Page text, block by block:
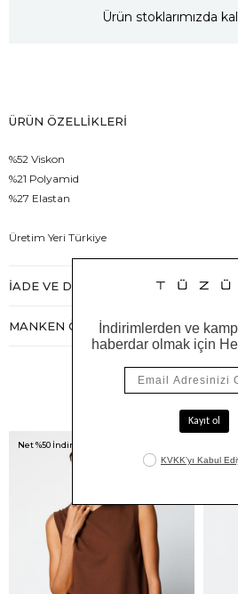
Ürün stoklarımızda
ÜRÜN ÖZELLIKLERI
%52 Viskon
%21 Polyamid
%27 Elastan
Üretim Yeri Türkiye
İADE VE DEĞIŞIM
MANKEN ÖLÇÜLERI
Net %50 İndirim!